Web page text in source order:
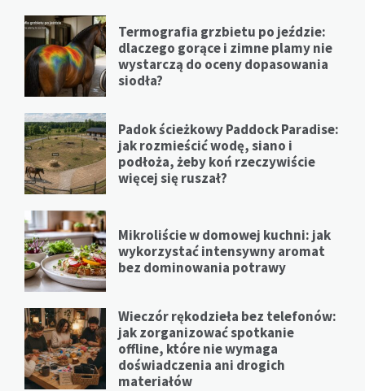
Termografia grzbietu po jeździe:
dlaczego gorące i zimne plamy nie
wystarczą do oceny dopasowania
siodła?
Padok ścieżkowy Paddock Paradise:
jak rozmieścić wodę, siano i
podłoża, żeby koń rzeczywiście
więcej się ruszał?
Mikroliście w domowej kuchni: jak
wykorzystać intensywny aromat
bez dominowania potrawy
Wieczór rękodzieła bez telefonów:
jak zorganizować spotkanie
offline, które nie wymaga
doświadczenia ani drogich
materiałów